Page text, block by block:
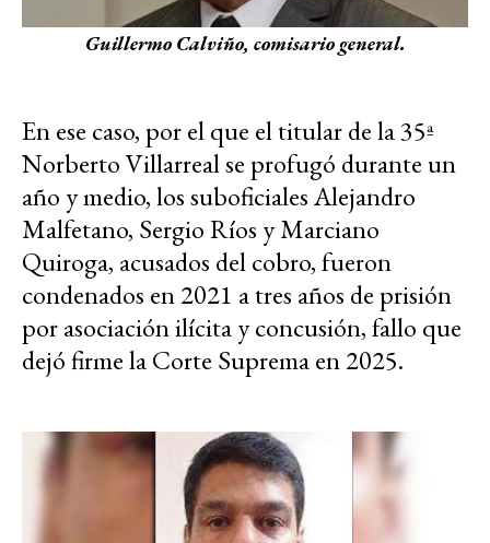
Guillermo Calviño, comisario general.
En ese caso, por el que el titular de la 35ª
Norberto Villarreal se profugó durante un
año y medio, los suboficiales Alejandro
Malfetano, Sergio Ríos y Marciano
Quiroga, acusados del cobro, fueron
condenados en 2021 a tres años de prisión
por asociación ilícita y concusión, fallo que
dejó firme la Corte Suprema en 2025.